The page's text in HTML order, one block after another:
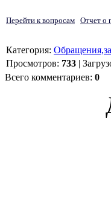
Перейти к вопросам Отчет о
Категория:
Просмотров: 733 |
Всего комментариев: 0